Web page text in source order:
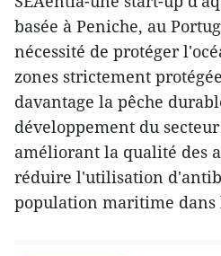
basée à Peniche, au
nécessité de protéger
zones strictement
davantage la pêche
développement du
améliorant la qualité des
réduire l'utilisation
population maritime dans